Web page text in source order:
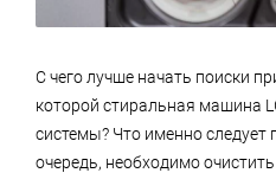
С чего лучше начать поиски
которой стиральная машина
системы? Что именно следует
очередь, необходимо